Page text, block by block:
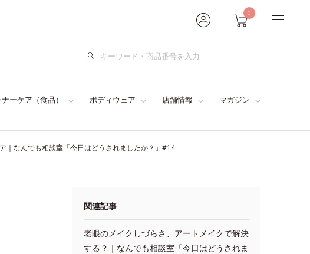
0
検
ーケア（食品） ボディウェア 店舗情報 マガジン
｜なんでも相談室「今日はどうされましたか？」#14
関連記事
老眼のメイクしづらさ、アートメイクで解決
する？｜なんでも相談室「今日はどうされま